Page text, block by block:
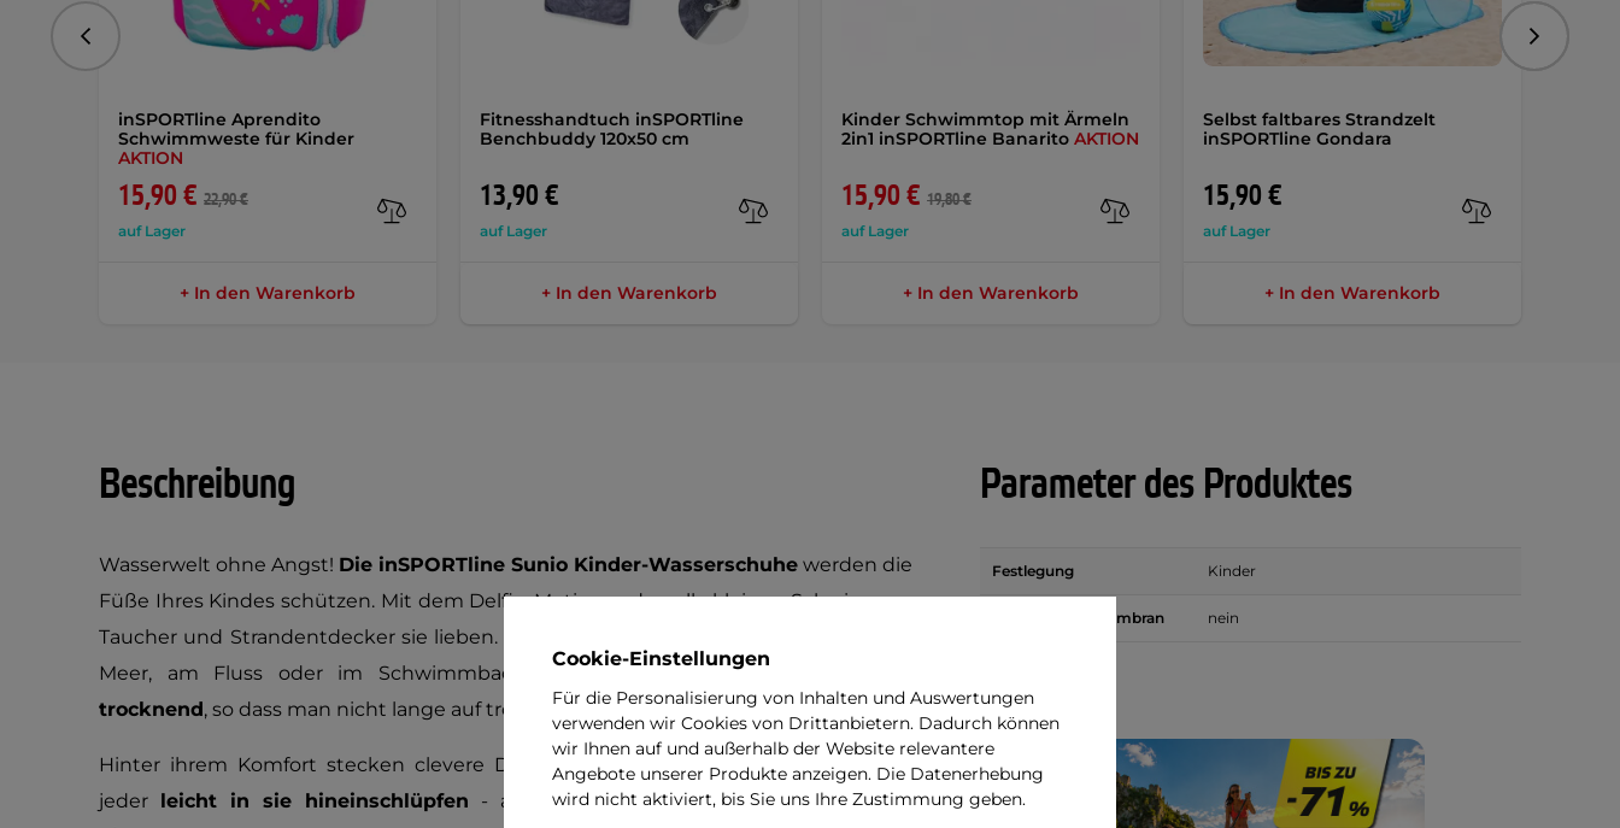
inSPORTline Aprendito
Schwimmweste für Kinder
AKTION
15,90 € 22,90 €
auf Lager
+ In den Warenkorb
Fitnesshandtuch inSPORTline
Benchbuddy 120x50 cm
13,90 €
auf Lager
+ In den Warenkorb
Kinder Schwimmtop mit Ärmeln
2in1 inSPORTline Banarito AKTION
15,90 € 19,80 €
auf Lager
+ In den Warenkorb
Selbst faltbares Strandzelt
inSPORTline Gondara
15,90 €
auf Lager
+ In den Warenkorb
vorhergehend Folgend
Beschreibung
Wasserwelt ohne Angst! Die inSPORTline Sunio Kinder-Wasserschuhe werden die
Füße Ihres Kindes schützen. Mit dem Delfin-Motiv werden alle kleinen Schwimmer,
Taucher und Strandentdecker sie lieben. Die Schuhe sind perfekt für Spieltage am
Meer, am Fluss oder im Schwimmbad -
leicht, atmungsaktiv
trocknend, so dass man nicht lange auf trockene Socken warten muss.
Hinter ihrem Komfort stecken clevere Details. Dank der hinteren Schlaufe kann
jeder leicht in sie hineinschlüpfen - auch die Kleinen.Die herausnehmbare
Parameter des Produktes
Festlegung Kinder
Wasserdichte Membran nein
Cookie-Einstellungen
Für die Personalisierung von Inhalten und Auswertungen
verwenden wir Cookies von Drittanbietern. Dadurch können
wir Ihnen auf und außerhalb der Website relevantere
Angebote unserer Produkte anzeigen. Die Datenerhebung
wird nicht aktiviert, bis Sie uns Ihre Zustimmung geben.